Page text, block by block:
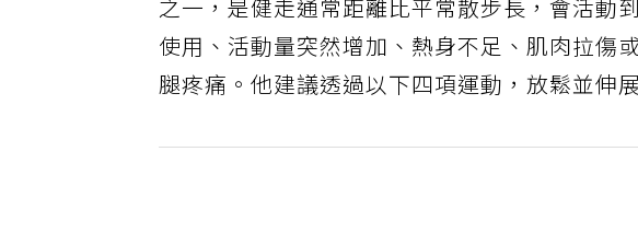
之一，是健走通常距離比平常散步長，會活動
使用、活動量突然增加、熱身不足、肌肉拉傷
腿疼痛。他建議透過以下四項運動，放鬆並伸